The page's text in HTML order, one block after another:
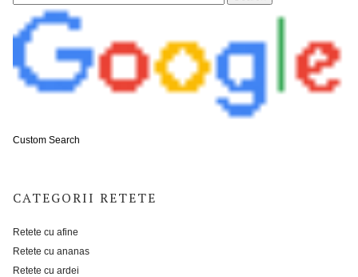
Custom Search
CATEGORII RETETE
Retete cu afine
Retete cu ananas
Retete cu ardei